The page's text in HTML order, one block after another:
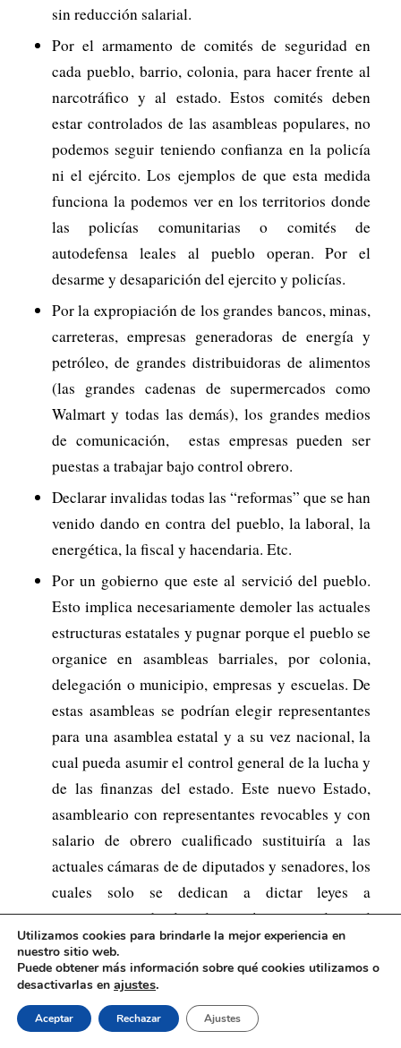
sin reducción salarial.
Por el armamento de comités de seguridad en
cada pueblo, barrio, colonia, para hacer frente al
narcotráfico y al estado. Estos comités deben
estar controlados de las asambleas populares, no
podemos seguir teniendo confianza en la policía
ni el ejército. Los ejemplos de que esta medida
funciona la podemos ver en los territorios donde
las policías comunitarias o comités de
autodefensa leales al pueblo operan. Por el
desarme y desaparición del ejercito y policías.
Por la expropiación de los grandes bancos, minas,
carreteras, empresas generadoras de energía y
petróleo, de grandes distribuidoras de alimentos
(las grandes cadenas de supermercados como
Walmart y todas las demás), los grandes medios
de comunicación, estas empresas pueden ser
puestas a trabajar bajo control obrero.
Declarar invalidas todas las “reformas” que se han
venido dando en contra del pueblo, la laboral, la
energética, la fiscal y hacendaria. Etc.
Por un gobierno que este al servició del pueblo.
Esto implica necesariamente demoler las actuales
estructuras estatales y pugnar porque el pueblo se
organice en asambleas barriales, por colonia,
delegación o municipio, empresas y escuelas. De
estas asambleas se podrían elegir representantes
para una asamblea estatal y a su vez nacional, la
cual pueda asumir el control general de la lucha y
de las finanzas del estado. Este nuevo Estado,
asambleario con representantes revocables y con
salario de obrero cualificado sustituiría a las
actuales cámaras de de diputados y senadores, los
cuales solo se dedican a dictar leyes a
conveniencia de la oligarquía nacional y el
imperialismo.
Solo un gobierno de este modo podría tener las
herramientas para solucionar los problemas
Utilizamos cookies para brindarle la mejor experiencia en
nuestro sitio web.
Puede obtener más información sobre qué cookies utilizamos o
desactivarlas en ajustes.
Aceptar Rechazar Ajustes